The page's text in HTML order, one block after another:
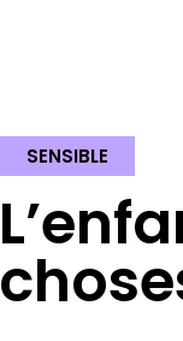
SENSIBLE